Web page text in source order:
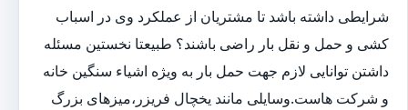
شرایطی داشته باشد تا مشتریان از عملکرد وی در اسباب
کشی و حمل و نقل بار راضی باشند؟ طبیعتا نخستین مسئله
داشتن توانایی لازم جهت حمل بار به ویژه اشیاء سنگین خانه
و شرکت هاست.وسایلی مانند یخچال فریزر،میزهای بزرگ